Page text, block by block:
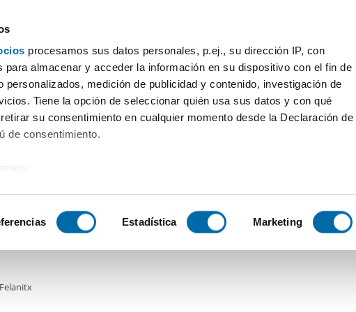
procesamos sus datos personales, p.ej., su dirección IP, con
almacenar y acceder la información en su dispositivo con el fin de
personalizados, medición de publicidad y contenido, investigación de
Tiene la opción de seleccionar quién usa sus datos y con qué
su consentimiento en cualquier momento desde la Declaración de
de consentimiento.
activamente para buscar características específicas (huellas
cómo se procesan sus datos personales y establezca sus
Estadística Marketing
Zimmer Mehr Filter - 1
Inseln
amueblado piscina Felanitx